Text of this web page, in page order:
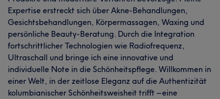
Expertise erstreckt sich über Akne-Behandlungen,
Gesichtsbehandlungen, Körpermassagen, Waxing und
persönliche Beauty-Beratung. Durch die Integration
fortschrittlicher Technologien wie Radiofrequenz,
Ultraschall und bringe ich eine innovative und
individuelle Note in die Schönheitspflege. Willkommen in
einer Welt, in der zeitlose Eleganz auf die Authentizität
kolumbianischer Schönheitsweisheit trifft – eine